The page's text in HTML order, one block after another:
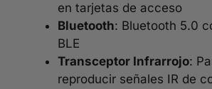
en tarjetas de acceso
Bluetooth: Bluetooth 5.0
BLE
Transceptor Infrarrojo:
reproducir señales IR de